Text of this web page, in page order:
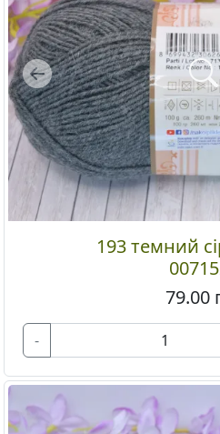
Previous
193 темний
79.00
-